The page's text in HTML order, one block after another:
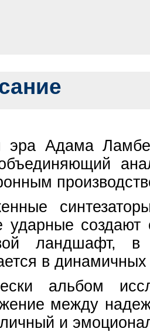
эра Адама
ударные создают
ландшафт,
в
альбом
между
и